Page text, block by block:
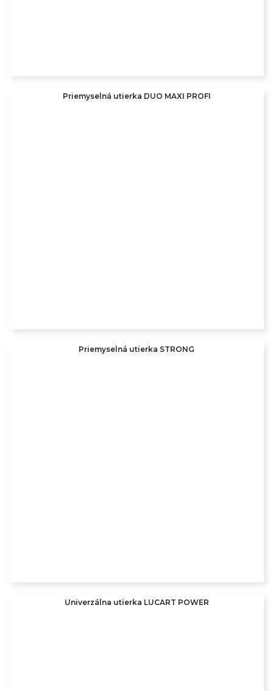
Priemyselná utierka DUO MAXI PROFI
Priemyselná utierka STRONG
Univerzálna utierka LUCART POWER